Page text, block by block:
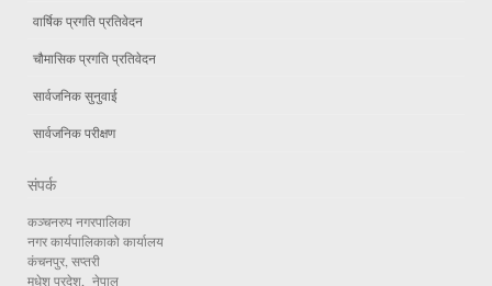
वार्षिक प्रगति प्रतिवेदन
चौमासिक प्रगति प्रतिवेदन
सार्वजनिक सुनुवाई
सार्वजनिक परीक्षण
संपर्क
कञ्चनरुप नगरपालिका
नगर कार्यपालिकाको कार्यालय
कंचनपुर, सप्तरी
मधेश प्रदेश, नेपाल